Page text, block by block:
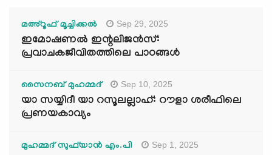
മഅ്റൂഫ് മൂച്ചിക്കല്‍ Sep 29, 2025
ഇമോഷണൽ ഇന്റലിജൻസ്:
പ്രവാചകജീവിതത്തിലെ പാഠങ്ങൾ
സൈനബ് മുഹമ്മദ് Sep 10, 2025
യാ സയ്യിദീ യാ റസൂലല്ലാഹ്: റൗളാ ശരീഫിലെ
പ്രണയകാവ്യം
മുഹമ്മദ് സുഫ്‌യാൻ എം.പി Sep 1, 2025